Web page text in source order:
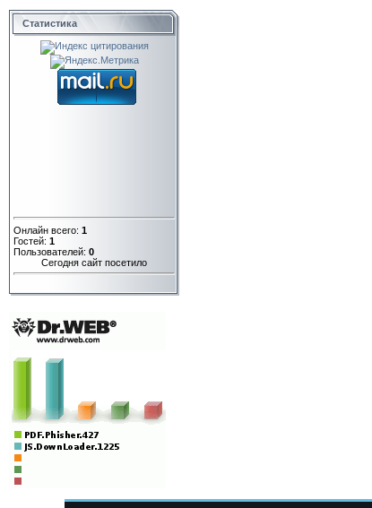
Статистика
Онлайн всего: 1
Гостей: 1
Пользователей: 0
Сегодня сайт посетило